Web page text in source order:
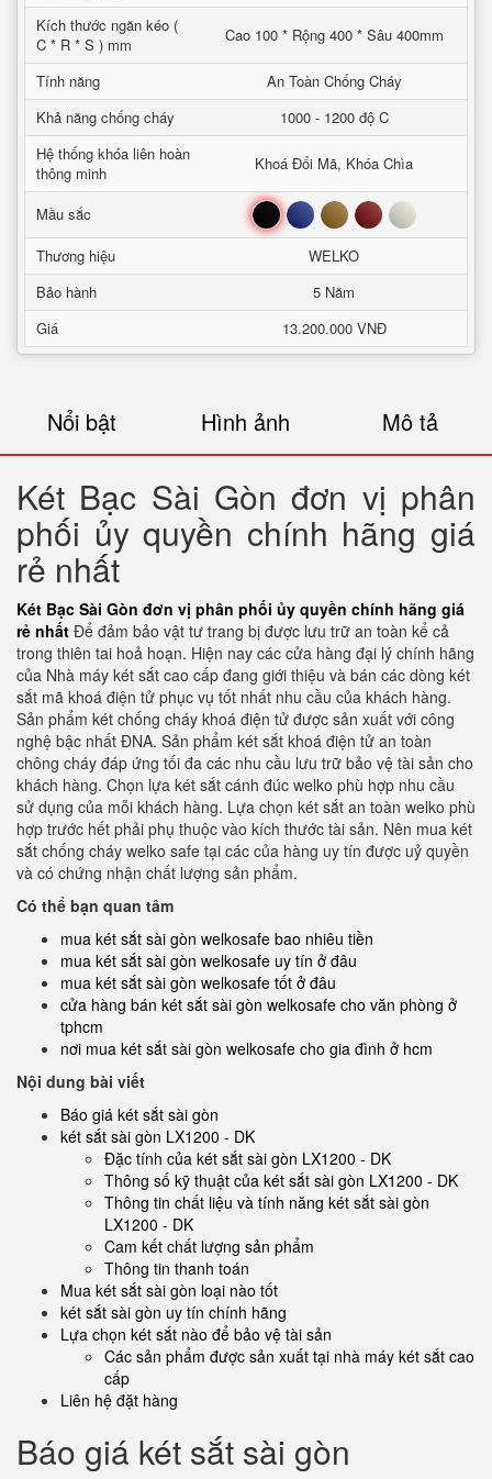
Kích thước ngăn kéo (
C * R * S ) mm
Cao 100 * Rộng 400 * Sâu 400mm
Tính năng
An Toàn Chống Cháy
Khả năng chống cháy
1000 - 1200 độ C
Hệ thống khóa liên hoàn
thông minh
Khoá Đổi Mã, Khóa Chìa
Mầu sắc Đen Xanh Nâu Đỏ Trắng
Thương hiệu
WELKO
Bảo hành
5 Năm
Giá
13.200.000 VNĐ
Nổi bật Hình ảnh Mô tả
Két Bạc Sài Gòn đơn vị phân
phối ủy quyền chính hãng giá
rẻ nhất
Két Bạc Sài Gòn đơn vị phân phối ủy quyền chính hãng giá
rẻ nhất Để đảm bảo vật tư trang bị được lưu trữ an toàn kể cả
trong thiên tai hoả hoạn. Hiện nay các cửa hàng đại lý chính hãng
của Nhà máy két sắt cao cấp đang giới thiệu và bán các dòng két
sắt mã khoá điện tử phục vụ tốt nhất nhu cầu của khách hàng.
Sản phẩm két chống cháy khoá điện tử được sản xuất với công
nghệ bậc nhất ĐNA. Sản phẩm két sắt khoá điện tử an toàn
chông cháy đáp ứng tối đa các nhu cầu lưu trữ bảo vệ tài sản cho
khách hàng. Chọn lựa két sắt cánh đúc welko phù hợp nhu cầu
sử dụng của mỗi khách hàng. Lựa chọn két sắt an toàn welko phù
hợp trước hết phải phụ thuộc vào kích thước tài sản. Nên mua két
sắt chống cháy welko safe tại các của hàng uy tín được uỷ quyền
và có chứng nhận chất lượng sản phẩm.
Có thể bạn quan tâm
mua két sắt sài gòn welkosafe bao nhiêu tiền
mua két sắt sài gòn welkosafe uy tín ở đâu
mua két sắt sài gòn welkosafe tốt ở đâu
cửa hàng bán két sắt sài gòn welkosafe cho văn phòng ở
tphcm
nơi mua két sắt sài gòn welkosafe cho gia đình ở hcm
Nội dung bài viết
Báo giá két sắt sài gòn
két sắt sài gòn LX1200 - DK
Đặc tính của két sắt sài gòn LX1200 - DK
Thông số kỹ thuật của két sắt sài gòn LX1200 - DK
Thông tin chất liệu và tính năng két sắt sài gòn
LX1200 - DK
Cam kết chất lượng sản phẩm
Thông tin thanh toán
Mua két sắt sài gòn loại nào tốt
két sắt sài gòn uy tín chính hãng
Lựa chọn két sắt nào để bảo vệ tài sản
Các sản phẩm được sản xuất tại nhà máy két sắt cao
cấp
Liên hệ đặt hàng
Báo giá két sắt sài gòn